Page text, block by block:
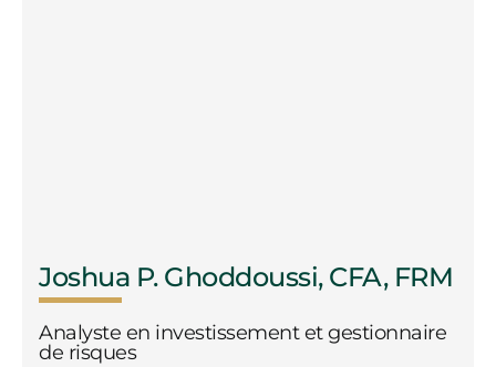
Joshua P. Ghoddoussi, CFA, FRM
Analyste en investissement et gestionnaire
de risques